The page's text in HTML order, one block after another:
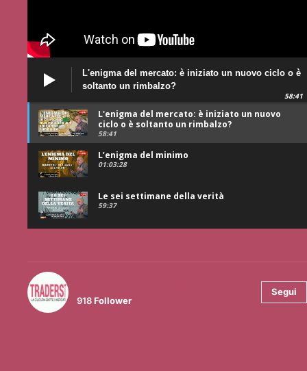
L'enigma del mercato: è iniziato un nuovo ciclo o è
soltanto un rimbalzo?
58:41
L'enigma del mercato: è iniziato un nuovo
ciclo o è soltanto un rimbalzo?
58:41
L’enigma del minimo
01:03:28
Le sei settimane della verità
59:37
918Follower
Segui